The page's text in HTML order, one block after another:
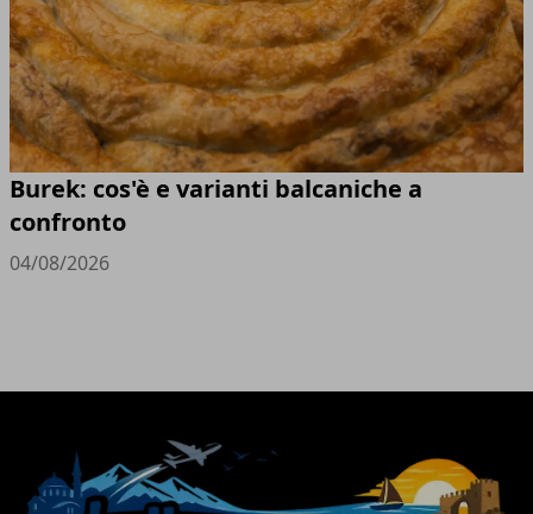
Burek: cos'è e varianti balcaniche a
confronto
04/08/2026